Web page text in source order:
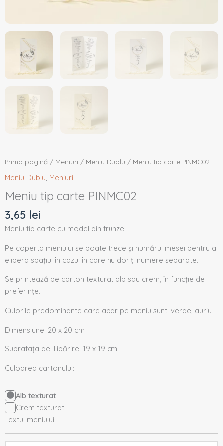
Prima pagină / Meniuri / Meniu Dublu / Meniu tip carte PINMC02
Meniu Dublu, Meniuri
Meniu tip carte PINMC02
3,65 lei
Meniu tip carte cu model din frunze.
Pe coperta meniului se poate trece și numărul mesei pentru a
elibera spațiul în cazul în care nu doriți numere separate.
Se printează pe carton texturat alb sau crem, în funcție de
preferințe.
Culorile predominante care apar pe meniu sunt: verde, auriu
Dimensiune: 20 x 20 cm
Suprafața de Tipărire: 19 x 19 cm
Culoarea cartonului:
Alb texturat
Crem texturat
Textul meniului: